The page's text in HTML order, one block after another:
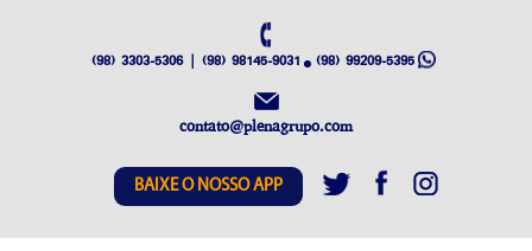
(98) 3303-5306 | (98) 98145-9031 (98) 99209-5395
contato@plenagrupo.com
BAIXE O NOSSO APP